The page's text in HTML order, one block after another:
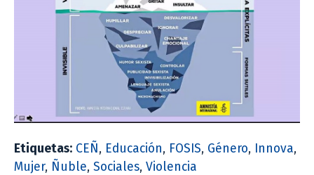
Etiquetas: CEÑ, Educación, FOSIS, Género, Innova,
Mujer, Ñuble, Sociales, Violencia